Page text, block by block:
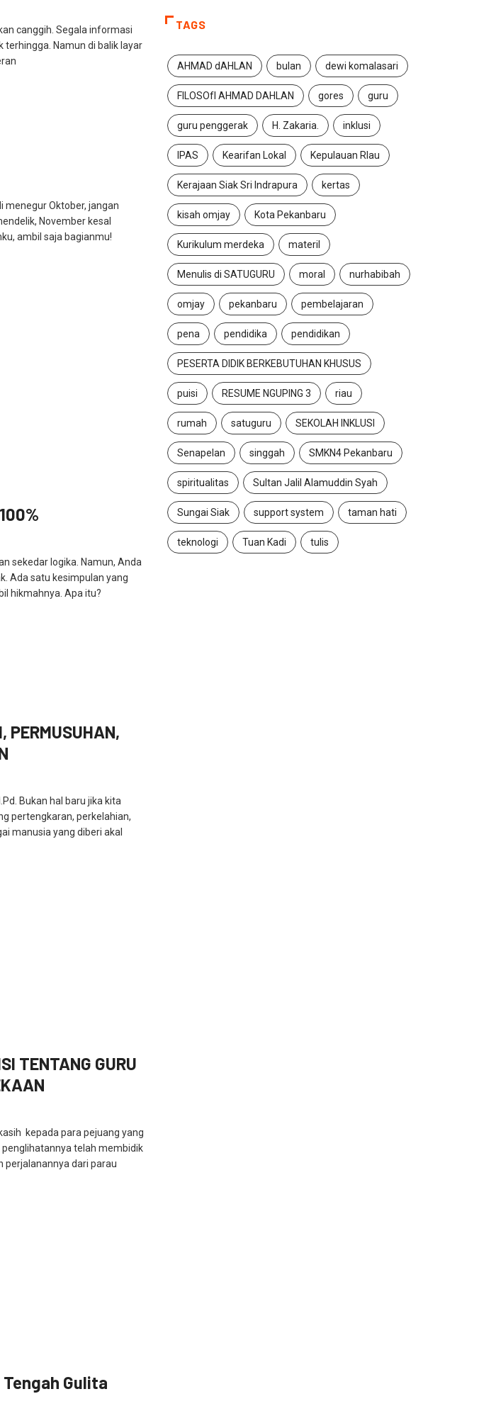
canggih. Segala informasi
terhingga. Namun di balik layar
Oktober, jangan
November kesal
ambil saja bagianmu!
sekedar logika. Namun, Anda
Ada satu kesimpulan yang
hikmahnya. Apa itu?
PERMUSUHAN,
Bukan hal baru jika kita
pertengkaran, perkelahian,
manusia yang diberi akal
TENTANG GURU
kepada para pejuang yang
telah membidik
perjalanannya dari parau
Gulita
TAGS
AHMAD dAHLAN bulan dewi komalasari
FILOSOfI AHMAD DAHLAN gores guru
guru penggerak H. Zakaria. inklusi
IPAS Kearifan Lokal Kepulauan RIau
Kerajaan Siak Sri Indrapura kertas
kisah omjay Kota Pekanbaru
Kurikulum merdeka materil
Menulis di SATUGURU moral nurhabibah
omjay pekanbaru pembelajaran
pena pendidika pendidikan
PESERTA DIDIK BERKEBUTUHAN KHUSUS
puisi RESUME NGUPING 3 riau
rumah satuguru SEKOLAH INKLUSI
Senapelan singgah SMKN4 Pekanbaru
spiritualitas Sultan Jalil Alamuddin Syah
Sungai Siak support system taman hati
teknologi Tuan Kadi tulis